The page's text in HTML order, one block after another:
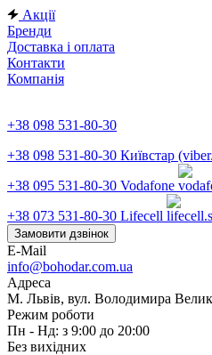
Акції
Бренди
Доставка і оплата
Контакти
Компанія
+38 098 531-80-30
+38 098 531-80-30 Київстар
+38 095 531-80-30 Vodafone
+38 073 531-80-30 Lifecell
Замовити дзвінок
E-Mail
info@bohodar.com.ua
Адреса
М. Львів, вул. Володимира
Режим роботи
Пн - Нд: з 9:00 до 20:00
Без вихідних